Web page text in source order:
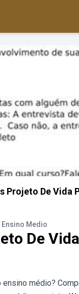
Projeto De Vida
Medio
De
médio?